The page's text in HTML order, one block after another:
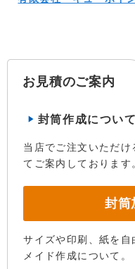
お見積のご案内
封筒作成について
当店でご注文いただ
てご案内しております
封筒
サイズや印刷、紙を
メイド作成について。